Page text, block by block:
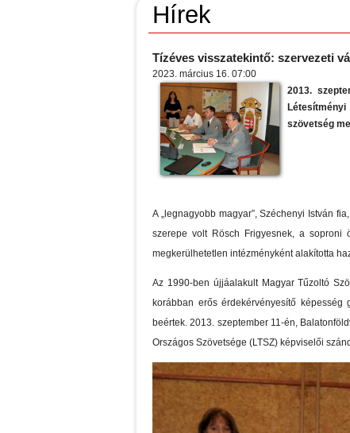
Hírek
Tízéves visszatekintő: szervezeti
2023. március 16. 07:00
2013.
szövetség
A „legnagyobb magyar”, Széchenyi István
szerepe volt Rösch Frigyesnek, a soproni
megkerülhetetlen intézményként alakította
Az 1990-ben újjáalakult Magyar Tűzoltó
korábban erős érdekérvényesítő
beértek. 2013. szeptember 11-én,
Országos Szövetsége (LTSZ) képviselői